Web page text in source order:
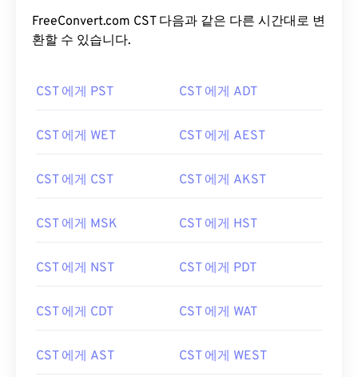
FreeConvert.com CST 다음과 같은 다른 시간대로 변
환할 수 있습니다.
CST 에게 PST CST 에게 ADT
CST 에게 WET CST 에게 AEST
CST 에게 CST CST 에게 AKST
CST 에게 MSK CST 에게 HST
CST 에게 NST CST 에게 PDT
CST 에게 CDT CST 에게 WAT
CST 에게 AST CST 에게 WEST